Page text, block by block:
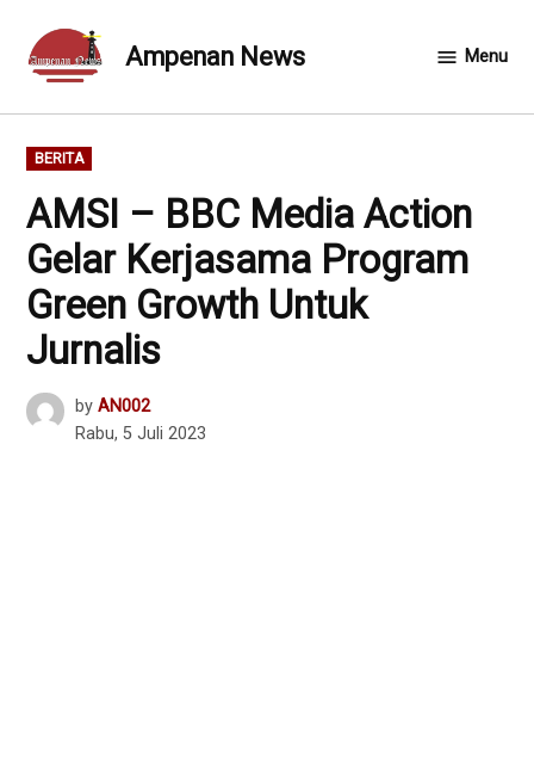
content
Ampenan News Menu
POSTED
IN
BERITA
AMSI – BBC Media Action
Gelar Kerjasama Program
Green Growth Untuk
Jurnalis
by AN002
Rabu, 5 Juli 2023